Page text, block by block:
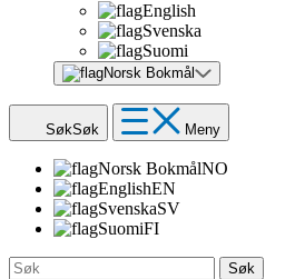
English
Svenska
Suomi
Norsk Bokmål
SøkSøk Meny
Norsk BokmålNO
EnglishEN
SvenskaSV
SuomiFI
Søk